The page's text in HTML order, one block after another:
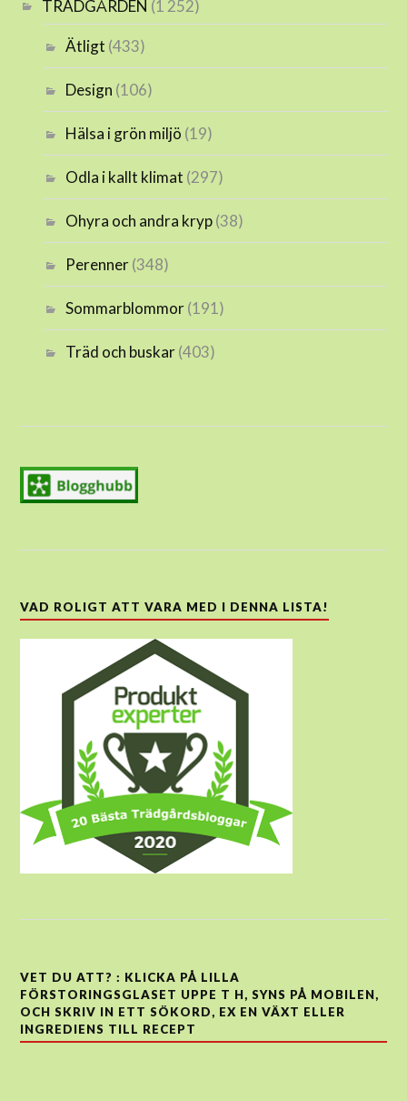
TRÄDGÅRDEN (1 252)
Ätligt (433)
Design (106)
Hälsa i grön miljö (19)
Odla i kallt klimat (297)
Ohyra och andra kryp(38)
Perenner(348)
Sommarblommor(191)
Träd och buskar(403)
VAD ROLIGT ATT VARA MED I DENNA LISTA!
VET DU ATT? : KLICKA PÅ LILLA
FÖRSTORINGSGLASET UPPE T H, SYNS PÅ MOBILEN,
OCH SKRIV IN ETT SÖKORD, EX EN VÄXT ELLER
INGREDIENS TILL RECEPT